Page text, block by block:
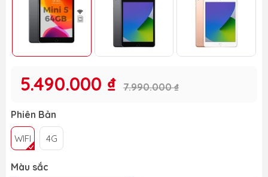
5.490.000 ₫ 7.990.000 ₫
Phiên Bản
WIFI 4G
Màu sắc